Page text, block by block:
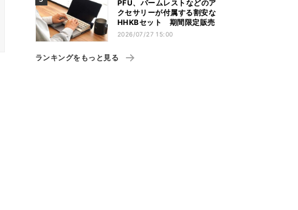
PFU、パームレストなどのア
クセサリーが付属する割安な
HHKBセット 期間限定販売
2026/07/27 15:00
ランキングをもっと見る